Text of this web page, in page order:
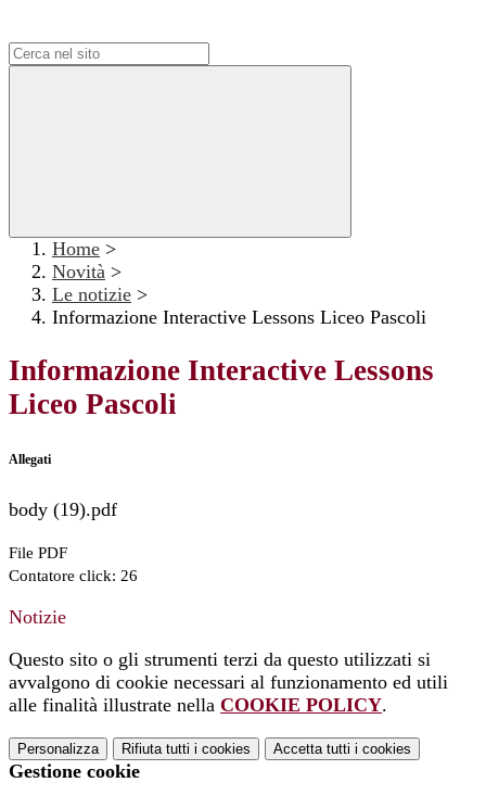
Home >
Novità >
Le notizie >
Informazione Interactive Lessons Liceo Pascoli
Informazione Interactive Lessons
Liceo Pascoli
Allegati
body (19).pdf
File PDF
Contatore click: 26
Notizie
Questo sito o gli strumenti terzi da questo utilizzati si
avvalgono di cookie necessari al funzionamento ed utili
alle finalità illustrate nella COOKIE POLICY.
Personalizza Rifiuta tutti i cookies Accetta tutti i cookies
Gestione cookie